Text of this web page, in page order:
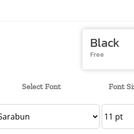
Black
Free
Select Font Font